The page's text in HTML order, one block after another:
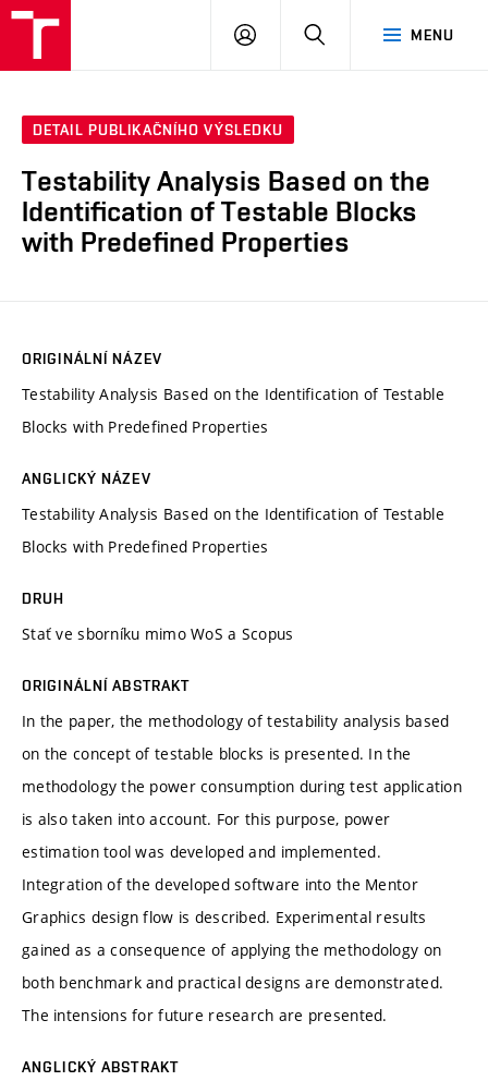
MENU
PŘIHLÁSIT
DETAIL PUBLIKAČNÍHO VÝSLEDKU
Testability Analysis Based on the
Identification of Testable Blocks
with Predefined Properties
ORIGINÁLNÍ NÁZEV
Testability Analysis Based on the Identification of Testable
Blocks with Predefined Properties
ANGLICKÝ NÁZEV
Testability Analysis Based on the Identification of Testable
Blocks with Predefined Properties
DRUH
Stať ve sborníku mimo WoS a Scopus
ORIGINÁLNÍ ABSTRAKT
In the paper, the methodology of testability analysis based
on the concept of testable blocks is presented. In the
methodology the power consumption during test application
is also taken into account. For this purpose, power
estimation tool was developed and implemented.
Integration of the developed software into the Mentor
Graphics design flow is described. Experimental results
gained as a consequence of applying the methodology on
both benchmark and practical designs are demonstrated.
The intensions for future research are presented.
ANGLICKÝ ABSTRAKT